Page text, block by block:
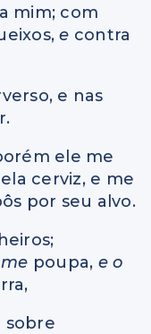
mim; com
e contra
e nas
ele me
cerviz, e me
por seu alvo.
me poupa, e o
sobre